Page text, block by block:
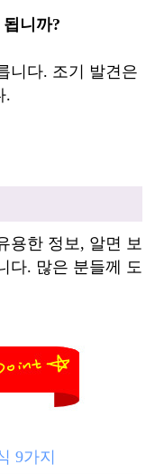
니까?
니다. 조기 발견은
.
용한 정보, 알면 보
다. 많은 분들께 도
9가지